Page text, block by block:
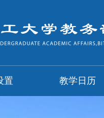
置 教学日历